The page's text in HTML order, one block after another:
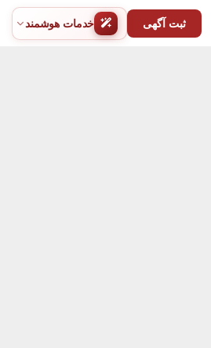
خدمات هوشمند ثبت آگهی